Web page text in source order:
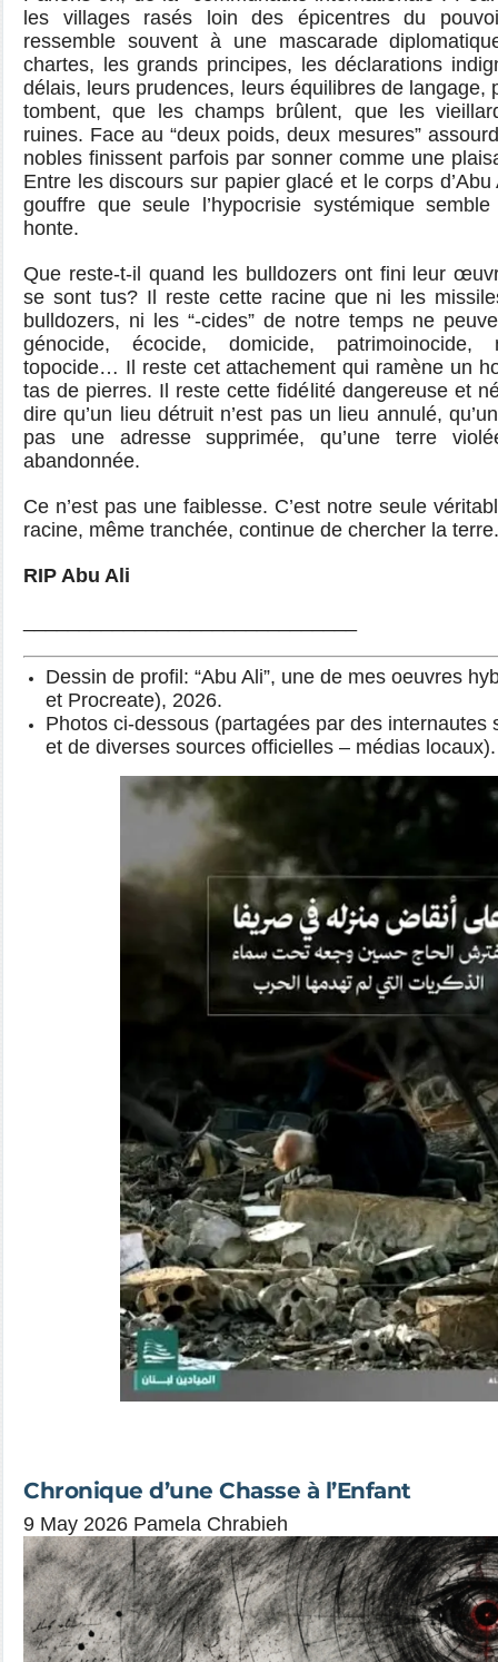
les villages rasés loin des épicentres du
ressemble souvent à une mascarade
chartes, les grands principes, les déclarations
délais, leurs prudences, leurs équilibres de langage,
tombent, que les champs brûlent, que les
ruines. Face au “deux poids, deux mesures”
nobles finissent parfois par sonner comme une
Entre les discours sur papier glacé et le corps
gouffre que seule l’hypocrisie systémique
honte.
Que reste-t-il quand les bulldozers ont fini leur
se sont tus? Il reste cette racine que ni les
bulldozers, ni les “-cides” de notre temps ne
génocide, écocide, domicide, patrimoinocide,
topocide… Il reste cet attachement qui ramène un
tas de pierres. Il reste cette fidélité dangereuse et
dire qu’un lieu détruit n’est pas un lieu annulé,
pas une adresse supprimée, qu’une terre
abandonnée.
Ce n’est pas une faiblesse. C’est notre seule
racine, même tranchée, continue de chercher la terre.
RIP Abu Ali
Dessin de profil: “Abu Ali”, une de mes oeuvres
et Procreate), 2026.
Photos ci-dessous (partagées par des internautes
et de diverses sources officielles – médias locaux).
Chronique d’une Chasse à l’Enfant
9 May 2026 Pamela Chrabieh